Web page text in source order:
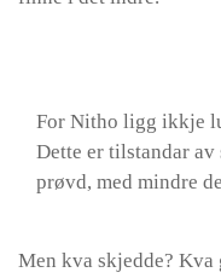
For Nitho ligg ikkje
Dette er tilstandar
prøvd, med mindre
Men kva skjedde?